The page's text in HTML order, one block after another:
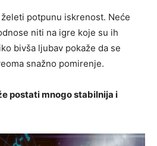
potpunu iskrenost. Neće
niti na igre koje su ih
bivša ljubav pokaže da se
snažno pomirenje.
postati mnogo stabilnija i